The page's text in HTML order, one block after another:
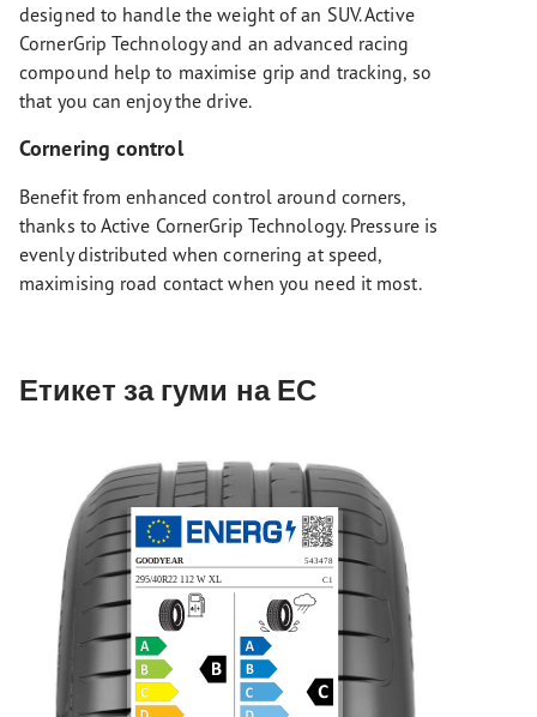
designed to handle the weight of an SUV. Active
CornerGrip Technology and an advanced racing
compound help to maximise grip and tracking, so
that you can enjoy the drive.
Cornering control
Benefit from enhanced control around corners,
thanks to Active CornerGrip Technology. Pressure is
evenly distributed when cornering at speed,
maximising road contact when you need it most.
Етикет за гуми на ЕС